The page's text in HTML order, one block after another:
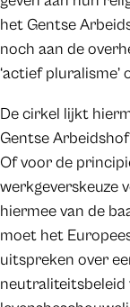
het Gentse
noch aan de
‘actief pluralisme’
De cirkel lijkt
Gentse
Of voor de
werkgeverskeuze
hiermee van de
moet het
uitspreken over
neutraliteitsbeleid